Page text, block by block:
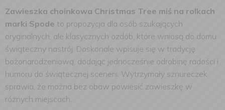
Zawieszka choinkowa Christmas Tree miś na rolkach
marki Spode to propozycja dla osób szukających
oryginalnych, ale klasycznych ozdób, które wniosą do domu
świąteczny nastrój. Doskonale wpisuje się w tradycję
bożonarodzeniową, dodając jednocześnie odrobinę radości i
humoru do świątecznej scenerii. Wytrzymały sznureczek
sprawia, że można bez obaw powiesić zawieszkę w
różnych miejscach.